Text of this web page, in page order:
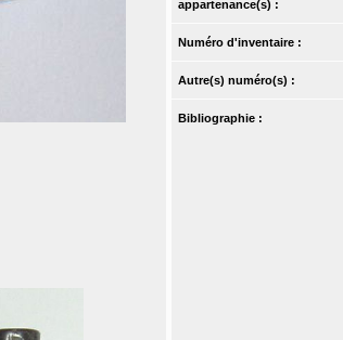
appartenance(s) :
Numéro d'inventaire :
Autre(s) numéro(s) :
Bibliographie :